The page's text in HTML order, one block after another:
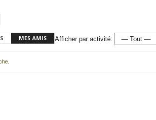
MES AMIS Afficher par activité: